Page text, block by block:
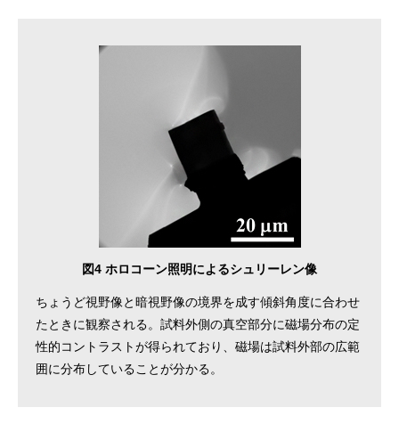
図4 ホロコーン照明によるシュリーレン像
ちょうど視野像と暗視野像の境界を成す傾斜角度に合わせ
たときに観察される。試料外側の真空部分に磁場分布の定
性的コントラストが得られており、磁場は試料外部の広範
囲に分布していることが分かる。